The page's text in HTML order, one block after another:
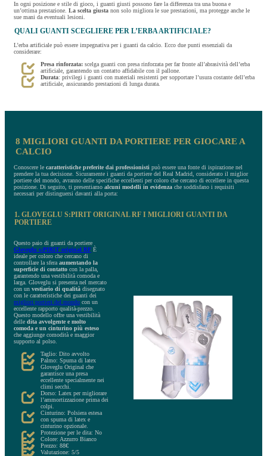
In ogni posizione e stile di gioco, i guanti giusti possono fare la differenza tra una buona e
un’ottima prestazione. La scelta giusta non solo migliora le sue prestazioni, ma protegge anche le
sue mani da eventuali lesioni.
QUALI GUANTI SCEGLIERE PER L’ERBA ARTIFICIALE?
L’erba artificiale può essere impegnativa per i guanti da calcio. Ecco due punti essenziali da
considerare:
Presa rinforzata: scelga guanti con presa rinforzata per far fronte all’abrasività dell’erba
artificiale, garantendo un contatto affidabile con il pallone.
Durata: privilegi i guanti con materiali resistenti per sopportare l’usura costante dell’erba
artificiale, assicurando prestazioni di lunga durata.
8 MIGLIORI GUANTI DA PORTIERE PER GIOCARE A
CALCIO
Conoscere le caratteristiche preferite dai professionisti può essere una fonte di ispirazione nel
prendere la tua decisione. Sicuramente i guanti da portiere del Real Madrid, considerato il miglior
portiere del mondo, avranno delle specifiche eccellenti per coloro che cercano di eccellere in questa
posizione. Di seguito, ti presentiamo alcuni modelli in evidenza che soddisfano i requisiti
necessari per distinguersi davanti alla porta:
1. GLOVEGLU S:PIRIT ORIGINAL RF I MIGLIORI GUANTI DA
PORTIERE
Questo paio di guanti da portiere
Gloveglu s:PIRIT original RF È
ideale per coloro che cercano di
controllare la sfera aumentando la
superficie di contatto con la palla,
garantendo una vestibilità comoda e
larga. Gloveglu si presenta nel mercato
con un vestiario di qualità disegnato
con le caratterístiche dei guanti dei
migliori portieri del mondo con un
eccellente rapporto qualità-prezzo.
Questo modello offre una vestibilità
delle dita avvolgente e molto
comoda e un cinturino più esteso
che aggiunge comodità e maggior
supporto al polso.
Taglio: Dito avvolto
Palmo: Spuma di latex
Gloveglu Original che
garantisce una presa
eccellente specialmente nei
climi secchi.
Dorso: Latex per migliorare
l’ammortizzazione prima dei
colpi.
Cinturino: Polsiera estesa
con spuma di latex e
cinturino opzionale.
Protezione per le dita: No
Colore: Azzurro Bianco
Prezzo: 88€
Valutazione: 5/5